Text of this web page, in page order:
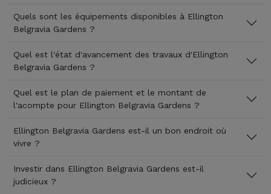
Quels sont les équipements disponibles à Ellington
Belgravia Gardens ?
Quel est l'état d'avancement des travaux d'Ellington
Belgravia Gardens ?
Quel est le plan de paiement et le montant de
l'acompte pour Ellington Belgravia Gardens ?
Ellington Belgravia Gardens est-il un bon endroit où
vivre ?
Investir dans Ellington Belgravia Gardens est-il
judicieux ?